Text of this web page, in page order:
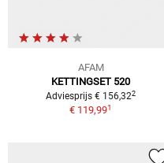
AFAM
KETTINGSET 520
Adviesprijs € 156,322
€ 119,991